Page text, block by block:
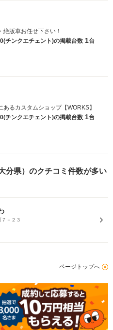
絶版車お任せ下さい！
チンクエチェント)の掲載台数 1台
あるカスタムショップ【WORKS】
チンクエチェント)の掲載台数 1台
分県）のクチコミ件数が多い
－２３
ページトップへ